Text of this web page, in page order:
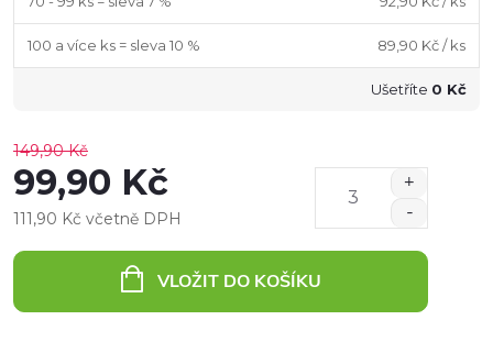
100 a více ks = sleva 10 % 89,90 Kč/ ks
Ušetříte 0 Kč
149,90 Kč
99,90 Kč
111,90 Kč včetně DPH
VLOŽIT DO KOŠÍKU